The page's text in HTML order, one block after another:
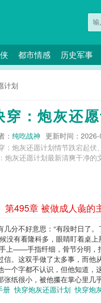
都市情感 历史军事
计划
穿：炮灰还
： 纯吃战神 更新时间：
：炮灰还愿计划情节跌宕起
炮灰还愿计划最新清爽干净的
第495章 被做成人彘的
分不好意思：“有段时日了
没有看隆科多，眼睛盯着桌
上——手指纤细，骨节分明，
。这双手做了太多事，而
个字都不认识，但他知道
张纸很小，被他攥在掌心里
册快穿炮灰还愿计划快穿炮